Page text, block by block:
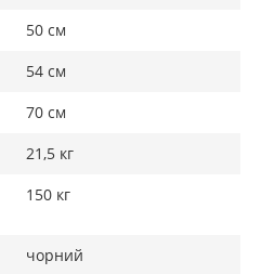
50 см
54 см
70 см
21,5 кг
150 кг
чорний